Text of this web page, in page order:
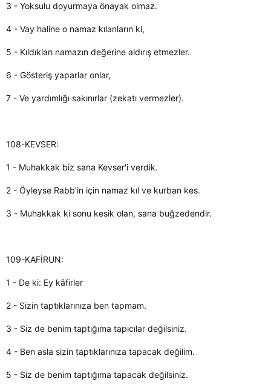
3 - Yoksulu doyurmaya önayak olmaz.
4 - Vay haline o namaz kılanların ki,
5 - Kıldıkları namazın değerine aldırış etmezler.
6 - Gösteriş yaparlar onlar,
7 - Ve yardımlığı sakınırlar (zekatı vermezler).
108-KEVSER:
1 - Muhakkak biz sana Kevser'i verdik.
2 - Öyleyse Rabb'in için namaz kıl ve kurban kes.
3 - Muhakkak ki sonu kesik olan, sana buğzedendir.
109-KAFİRUN:
1 - De ki: Ey kâfirler
2 - Sizin taptıklarınıza ben tapmam.
3 - Siz de benim taptığıma tapıcılar değilsiniz.
4 - Ben asla sizin taptıklarınıza tapacak değilim.
5 - Siz de benim taptığıma tapacak değilsiniz.